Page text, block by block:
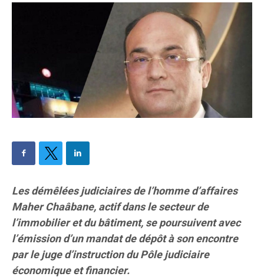
Les démêlées judiciaires de l’homme d’affaires
Maher Chaâbane, actif dans le secteur de
l’immobilier et du bâtiment, se poursuivent avec
l’émission d’un mandat de dépôt à son encontre
par le juge d’instruction du Pôle judiciaire
économique et financier.